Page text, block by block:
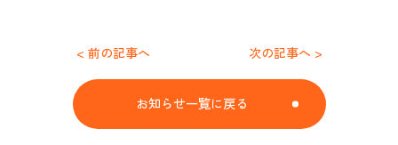
インタビュー
インタビュー一覧
< 前の記事へ
お知らせ一覧に戻る
次の記事へ >